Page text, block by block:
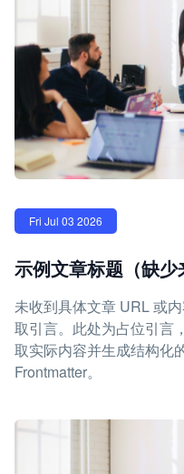
Fri Jul 03 2026
示例文章标题（缺少
未收到具体文章 URL 或
取引言。此处为占位引言
取实际内容并生成结构化
Frontmatter。